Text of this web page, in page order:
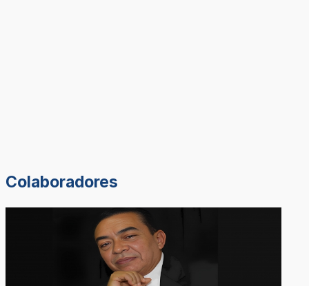
Colaboradores